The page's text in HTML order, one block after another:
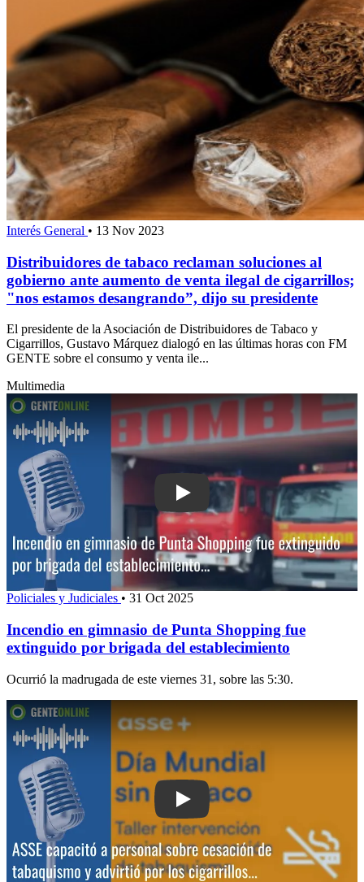
Interés General • 13 Nov 2023
Distribuidores de tabaco reclaman soluciones al
gobierno ante aumento de venta ilegal de cigarrillos;
"nos estamos desangrando”, dijo su presidente
El presidente de la Asociación de Distribuidores de Tabaco y
Cigarrillos, Gustavo Márquez dialogó en las últimas horas con FM
GENTE sobre el consumo y venta ile...
Multimedia
Play: Incendio en gimnasio de Punta
Policiales y Judiciales • 31 Oct 2025
Incendio en gimnasio de Punta Shopping fue
extinguido por brigada del establecimiento
Ocurrió la madrugada de este viernes 31, sobre las 5:30.
Play: ASSE capacitó a personal